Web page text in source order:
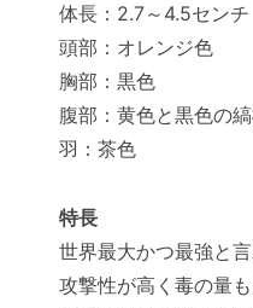
体長：2.7～4.5センチ
頭部：オレンジ色
胸部：黒色
腹部：黄色と黒色の
羽：茶色
特長
世界最大かつ最強と
攻撃性が高く毒の量